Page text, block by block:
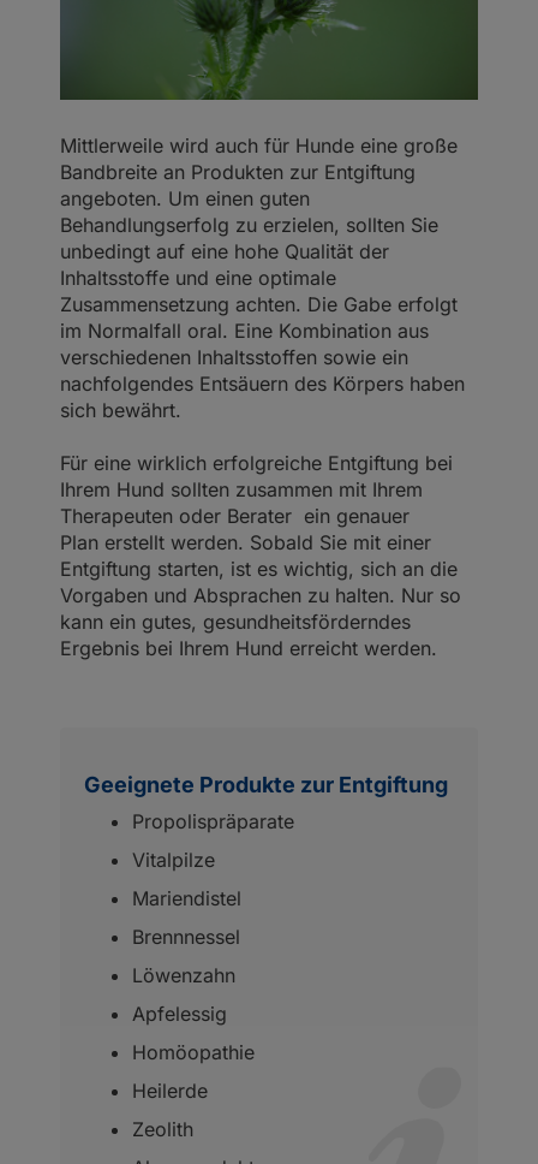
Mittlerweile wird auch für Hunde eine große
Bandbreite an Produkten zur Entgiftung
angeboten. Um einen guten
Behandlungserfolg zu erzielen, sollten Sie
unbedingt auf eine hohe Qualität der
Inhaltsstoffe und eine optimale
Zusammensetzung achten. Die Gabe erfolgt
im Normalfall oral. Eine Kombination aus
verschiedenen Inhaltsstoffen sowie ein
nachfolgendes Entsäuern des Körpers haben
sich bewährt.
Für eine wirklich erfolgreiche Entgiftung bei
Ihrem Hund sollten zusammen mit Ihrem
Therapeuten oder Berater ein genauer
Plan erstellt werden. Sobald Sie mit einer
Entgiftung starten, ist es wichtig, sich an die
Vorgaben und Absprachen zu halten. Nur so
kann ein gutes, gesundheitsförderndes
Ergebnis bei Ihrem Hund erreicht werden.
Geeignete Produkte zur Entgiftung
Propolispräparate
Vitalpilze
Mariendistel
Brennnessel
Löwenzahn
Apfelessig
Homöopathie
Heilerde
Zeolith